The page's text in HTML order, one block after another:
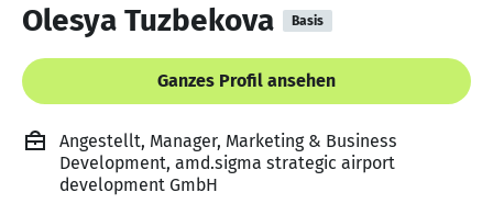
Olesya Tuzbekova Basis
Ganzes Profil ansehen
Angestellt, Manager, Marketing & Business
Development, amd.sigma strategic airport
development GmbH